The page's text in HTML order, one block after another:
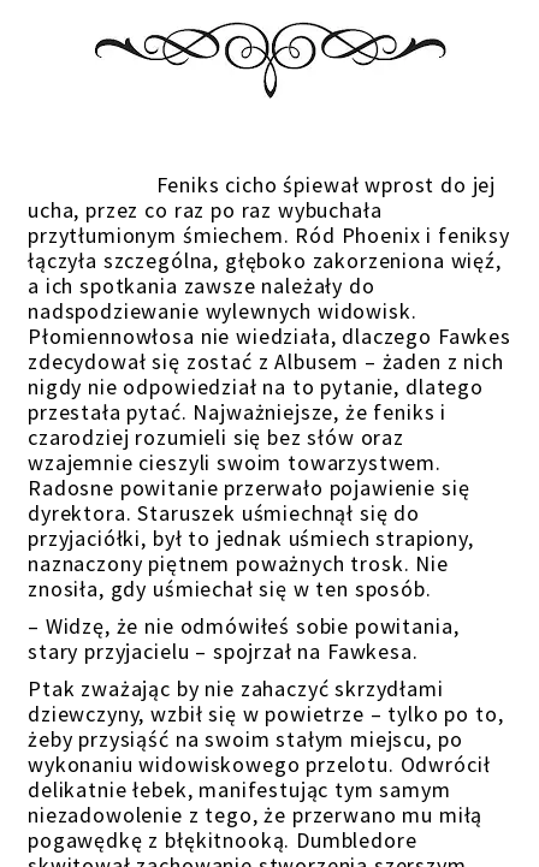
Feniks cicho śpiewał wprost do jej
ucha, przez co raz po raz wybuchała
przytłumionym śmiechem. Ród Phoenix i feniksy
łączyła szczególna, głęboko zakorzeniona więź,
a ich spotkania zawsze należały do
nadspodziewanie wylewnych widowisk.
Płomiennowłosa nie wiedziała, dlaczego Fawkes
zdecydował się zostać z Albusem – żaden z nich
nigdy nie odpowiedział na to pytanie, dlatego
przestała pytać. Najważniejsze, że feniks i
czarodziej rozumieli się bez słów oraz
wzajemnie cieszyli swoim towarzystwem.
Radosne powitanie przerwało pojawienie się
dyrektora. Staruszek uśmiechnął się do
przyjaciółki, był to jednak uśmiech strapiony,
naznaczony piętnem poważnych trosk. Nie
znosiła, gdy uśmiechał się w ten sposób.
– Widzę, że nie odmówiłeś sobie powitania,
stary przyjacielu – spojrzał na Fawkesa.
Ptak zważając by nie zahaczyć skrzydłami
dziewczyny, wzbił się w powietrze – tylko po to,
żeby przysiąść na swoim stałym miejscu, po
wykonaniu widowiskowego przelotu. Odwrócił
delikatnie łebek, manifestując tym samym
niezadowolenie z tego, że przerwano mu miłą
pogawędkę z błękitnooką. Dumbledore